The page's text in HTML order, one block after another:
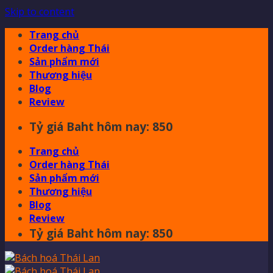
Skip to content
Trang chủ
Order hàng Thái
Sản phẩm mới
Thương hiệu
Blog
Review
Tỷ giá Baht hôm nay: 850
Trang chủ
Order hàng Thái
Sản phẩm mới
Thương hiệu
Blog
Review
Tỷ giá Baht hôm nay: 850